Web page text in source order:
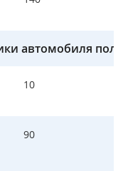
автомобиля
10
90